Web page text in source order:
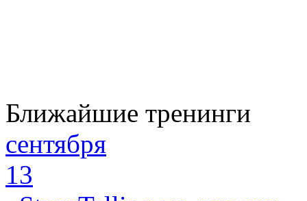
Ближайшие тренинги
сентября
13